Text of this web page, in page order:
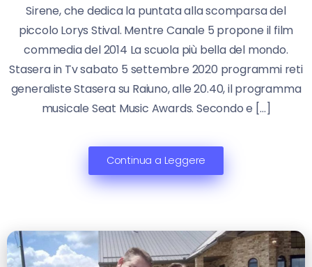
Sirene, che dedica la puntata alla scomparsa del
piccolo Lorys Stival. Mentre Canale 5 propone il film
commedia del 2014 La scuola più bella del mondo.
Stasera in Tv sabato 5 settembre 2020 programmi reti
generaliste Stasera su Raiuno, alle 20.40, il programma
musicale Seat Music Awards. Secondo e […]
Continua a Leggere